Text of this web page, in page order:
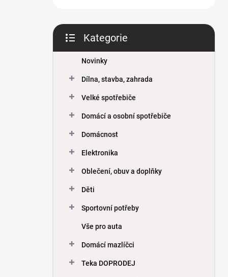
kategorie
Kategorie
Novinky
Dílna, stavba, zahrada
Velké spotřebiče
Domácí a osobní spotřebiče
Domácnost
Elektronika
Oblečení, obuv a doplňky
Děti
Sportovní potřeby
Vše pro auta
Domácí mazlíčci
Teka DOPRODEJ